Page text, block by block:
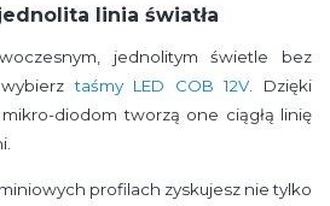
linia światła
jednolitym świetle bez
wybierztaśmy LED COB 12V. Dzięki
diodom tworzą one ciągłą linię
profilach zyskujesz nie tylko